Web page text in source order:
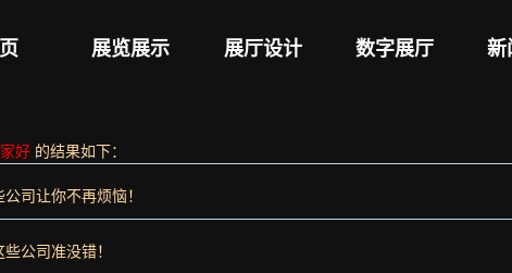
展览展示 展厅设计 数字展厅 新
好 的结果如下：
司让你不再烦恼！
公司准没错！